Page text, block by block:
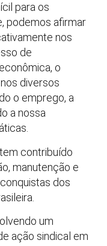
para os
podemos afirmar
nos
de
o
diversos
o emprego, a
a nossa
contribuído
manutenção e
dos
um
ação sindical em